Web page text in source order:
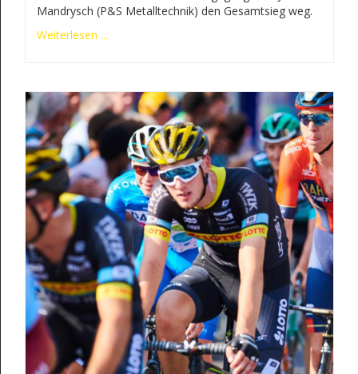
Mandrysch (P&S Metalltechnik) den Gesamtsieg weg.
Weiterlesen ...